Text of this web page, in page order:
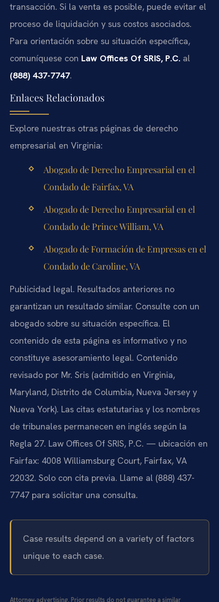
transacción. Si la venta es posible, puede evitar el
proceso de liquidación y sus costos asociados.
Para orientación sobre su situación específica,
comuníquese con Law Offices Of SRIS, P.C. al
(888) 437-7747.
Enlaces Relacionados
Explore nuestras otras páginas de derecho
empresarial en Virginia:
Abogado de Derecho Empresarial en el
Condado de Fairfax, VA
Abogado de Derecho Empresarial en el
Condado de Prince William, VA
Abogado de Formación de Empresas en el
Condado de Caroline, VA
Publicidad legal. Resultados anteriores no
garantizan un resultado similar. Consulte con un
abogado sobre su situación específica. El
contenido de esta página es informativo y no
constituye asesoramiento legal. Contenido
revisado por Mr. Sris (admitido en Virginia,
Maryland, Distrito de Columbia, Nueva Jersey y
Nueva York). Las citas estatutarias y los nombres
de tribunales permanecen en inglés según la
Regla 27. Law Offices Of SRIS, P.C. — ubicación en
Fairfax: 4008 Williamsburg Court, Fairfax, VA
22032. Solo con cita previa. Llame al (888) 437-
7747 para solicitar una consulta.
Case results depend on a variety of factors
unique to each case.
Attorney advertising. Prior results do not guarantee a similar